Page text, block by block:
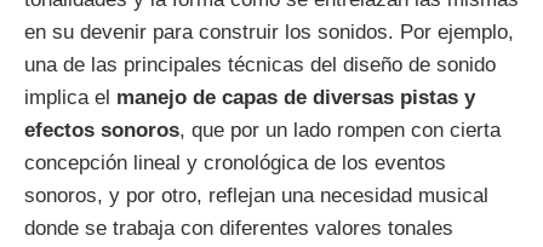
en su devenir para construir los sonidos. Por ejemplo,
una de las principales técnicas del diseño de sonido
implica el manejo de capas de diversas pistas y
efectos sonoros, que por un lado rompen con cierta
concepción lineal y cronológica de los eventos
sonoros, y por otro, reflejan una necesidad musical
donde se trabaja con diferentes valores tonales